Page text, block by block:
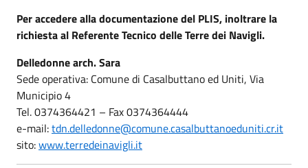
Per accedere alla documentazione del PLIS, inoltrare la
richiesta al Referente Tecnico delle Terre dei Navigli.
Delledonne arch. Sara
Sede operativa: Comune di Casalbuttano ed Uniti, Via
Municipio 4
Tel. 0374364421 – Fax 0374364444
e-mail:tdn.delledonne@comune.casalbuttanoeduniti.cr.it
sito:www.terredeinavigli.it